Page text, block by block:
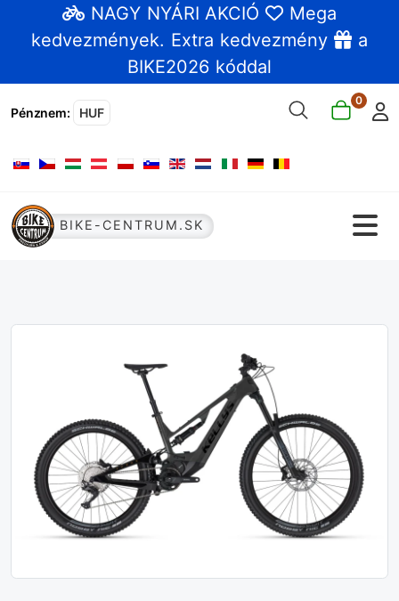
NAGY NYÁRI AKCIÓ
Mega
kedvezmények. Extra kedvezmény
a
BIKE2026 kóddal
Pénznem: HUF
0
Válasszon nyelvet
BIKE-CENTRUM.SK